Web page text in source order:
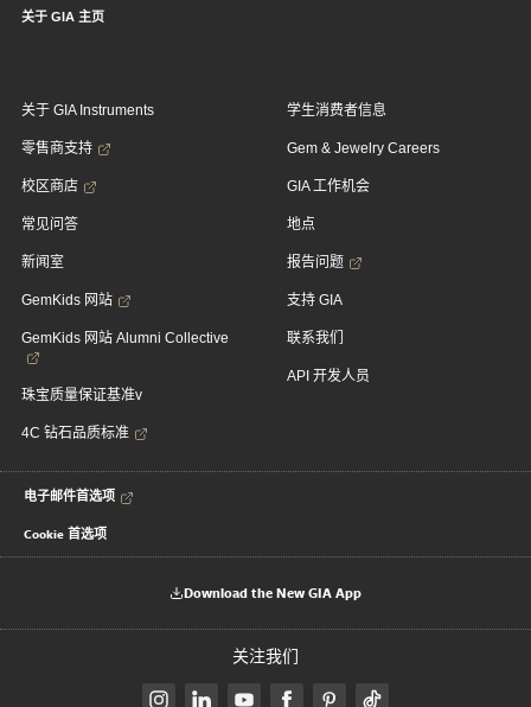
关于 GIA 主页
关于 GIA Instruments
零售商支持
校区商店
常见问答
新闻室
GemKids 网站
GemKids 网站 Alumni Collective
珠宝质量保证基准v
4C 钻石品质标准
学生消费者信息
Gem & Jewelry Careers
GIA 工作机会
地点
报告问题
支持 GIA
联系我们
API 开发人员
电子邮件首选项
Cookie 首选项
Download the New GIA App
关注我们